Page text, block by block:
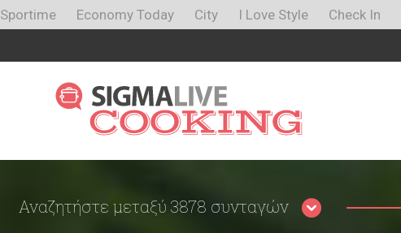
Sportime Economy Today City I Love Style Check In
Αναζητήστε μεταξύ 3878 συνταγών